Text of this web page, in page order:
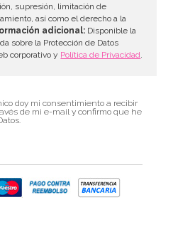
supresión, limitación de
así como el derecho a la
adicional: Disponible la
sobre la Protección de Datos
corporativo y Política de Privacidad.
doy mi consentimiento a recibir
de mi e-mail y confirmo que he